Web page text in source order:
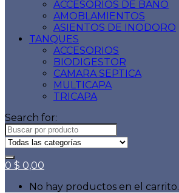
ACCESORIOS DE BAÑO
AMOBLAMIENTOS
ASIENTOS DE INODORO
TANQUES
ACCESORIOS
BIODIGESTOR
CAMARA SEPTICA
MULTICAPA
TRICAPA
Search for:
0 $ 0,00
No hay productos en el carrito.